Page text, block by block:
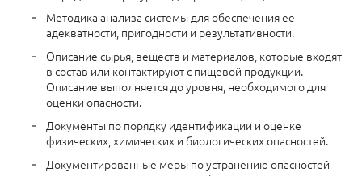
Методика анализа системы для обеспечения ее
адекватности, пригодности и результативности.
Описание сырья, веществ и материалов, которые входят
в состав или контактируют с пищевой продукции.
Описание выполняется до уровня, необходимого для
оценки опасности.
Документы по порядку идентификации и оценке
физических, химических и биологических опасностей.
Документированные меры по устранению опасностей